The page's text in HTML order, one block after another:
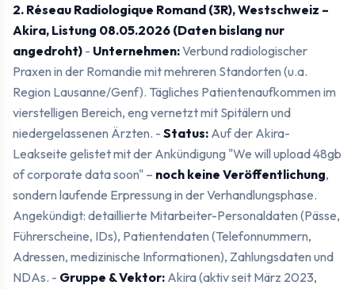
2. Réseau Radiologique Romand (3R), Westschweiz –
Akira, Listung 08.05.2026 (Daten bislang nur
angedroht) - Unternehmen:Verbund radiologischer
Praxen in der Romandie mit mehreren Standorten (u.a.
Region Lausanne/Genf). Tägliches Patientenaufkommen im
vierstelligen Bereich, eng vernetzt mit Spitälern und
niedergelassenen Ärzten. - Status: Auf der Akira-
Leakseite gelistet mit der Ankündigung "We will upload 48gb
of corporate data soon" – noch keine Veröffentlichung,
sondern laufende Erpressung in der Verhandlungsphase.
Angekündigt: detaillierte Mitarbeiter-Personaldaten (Pässe,
Führerscheine, IDs), Patientendaten (Telefonnummern,
Adressen, medizinische Informationen), Zahlungsdaten und
NDAs. - Gruppe & Vektor: Akira (aktiv seit März 2023,